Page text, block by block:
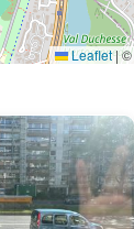
P
Leaflet|©